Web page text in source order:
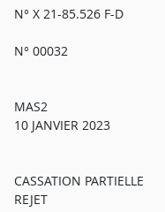
N° X 21-85.526 F-D
N° 00032
MAS2
10 JANVIER 2023
CASSATION PARTIELLE
REJET